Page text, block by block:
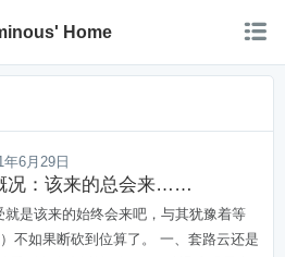
Home 
年6月29日
况：该来的总会来……
就是该来的始终会来吧，与其犹豫着等
不如果断砍到位算了。 一、套路云还是